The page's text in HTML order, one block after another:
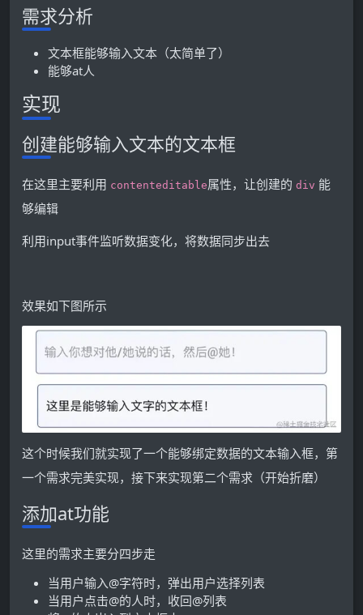
需求分析
文本框能够输入文本（太简单了）
能够at人
实现
创建能够输入文本的文本框
在这里主要利用 contenteditable属性，让创建的 div 能
够编辑
利用input事件监听数据变化，将数据同步出去
效果如下图所示
这个时候我们就实现了一个能够绑定数据的文本输入框，第
一个需求完美实现，接下来实现第二个需求（开始折磨）
添加at功能
这里的需求主要分四步走
当用户输入@字符时，弹出用户选择列表
当用户点击@的人时，收回@列表